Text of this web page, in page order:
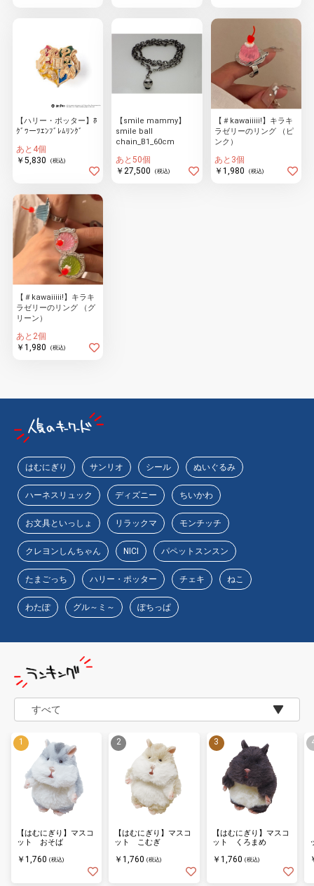
【ハリー・ポッター】ﾎ
ｸﾞﾜーﾂｴﾝﾌﾞﾚﾑﾘﾝｸﾞ
あと4個
￥5,830
(税込)
【smile mammy】
smile ball
chain_B1_60cm
あと50個
￥27,500
(税込)
【＃kawaiiiii!】キラキ
ラゼリーのリング （ピ
ンク）
あと3個
￥1,980
(税込)
【＃kawaiiiii!】キラキ
ラゼリーのリング （グ
リーン）
あと2個
￥1,980
(税込)
はむにぎり サンリオ シール ぬいぐるみ
ハーネスリュック ディズニー ちいかわ
お文具といっしょ リラックマ モンチッチ
クレヨンしんちゃん NICI パペットスンスン
たまごっち ハリー・ポッター チェキ ねこ
わたぽ グル～ミ～ ぽちっぱ
【はむにぎり】マスコ
ット おそば
￥1,760 (税込)
【はむにぎり】マスコ
ット こむぎ
￥1,760 (税込)
【はむにぎり】マスコ
ット くろまめ
￥1,760 (税込)